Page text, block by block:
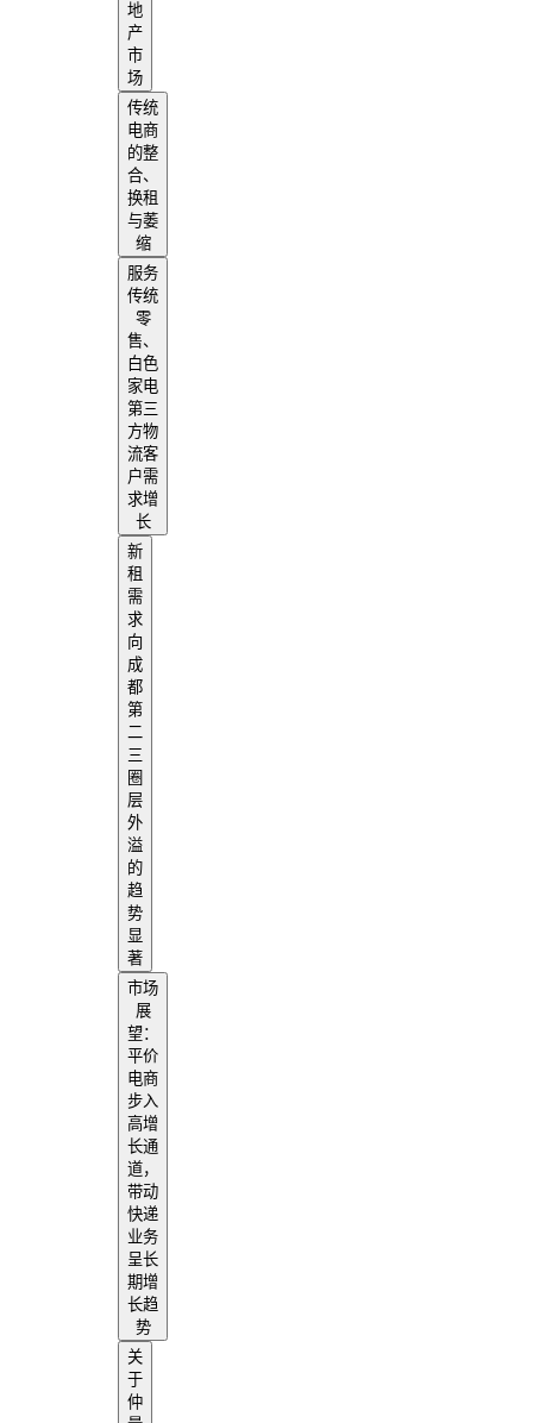
地
产
市
场
传统
电商
的整
合、
换租
与萎
缩
服务
传统
零
售、
白色
家电
第三
方物
流客
户需
求增
长
新
租
需
求
向
成
都
第
二
三
圈
层
外
溢
的
趋
势
显
著
市场
展
望：
平价
电商
步入
高增
长通
道，
带动
快递
业务
呈长
期增
长趋
势
关
于
仲